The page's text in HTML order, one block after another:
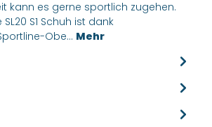
kann es gerne sportlich zugehen.
S1 Schuh ist dank
Obe… Mehr